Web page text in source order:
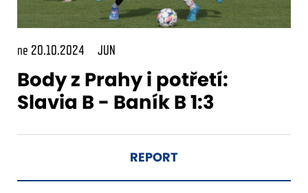
ne 20.10.2024 JUN
Body z Prahy i potřetí:
Slavia B - Baník B 1:3
REPORT